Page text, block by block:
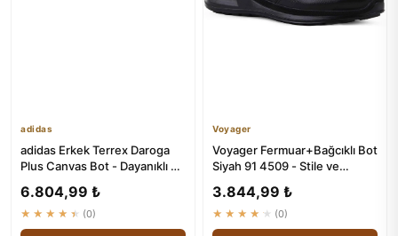
adidas
adidas Erkek Terrex Daroga
Plus Canvas Bot - Dayanıklı ve
6.804,99 ₺
★★★★★ (0)
Voyager
Voyager Fermuar+Bağcıklı Bot
Siyah 91 4509 - Stile ve
3.844,99 ₺
★★★★★ (0)